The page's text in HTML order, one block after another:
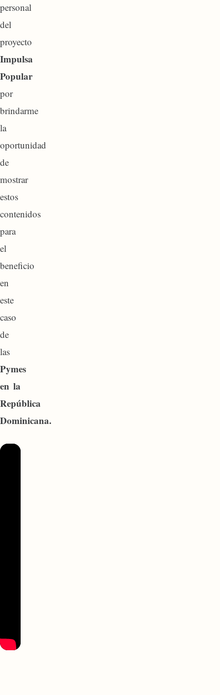
personal
del
proyecto
Impulsa
Popular
por
brindarme
la
oportunidad
de
mostrar
estos
contenidos
para
el
beneficio
en
este
caso
de
las
Pymes
en la
República
Dominicana.